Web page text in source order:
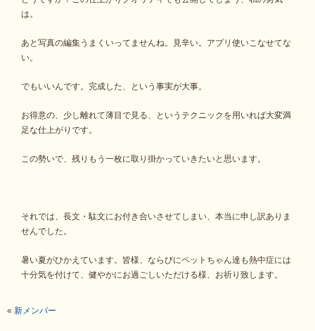
は。
あと写真の編集うまくいってませんね。見辛い。アプリ使いこなせてな
い。
でもいいんです。完成した、という事実が大事。
お得意の、少し離れて薄目で見る、というテクニックを用いれば大変満
足な仕上がりです。
この勢いで、残りもう一枚に取り掛かっていきたいと思います。
それでは、長文・駄文にお付き合いさせてしまい、本当に申し訳ありま
せんでした。
暑い夏がひかえています。皆様、ならびにペットちゃん達も熱中症には
十分気を付けて、健やかにお過ごしいただける様、お祈り致します。
« 新メンバー